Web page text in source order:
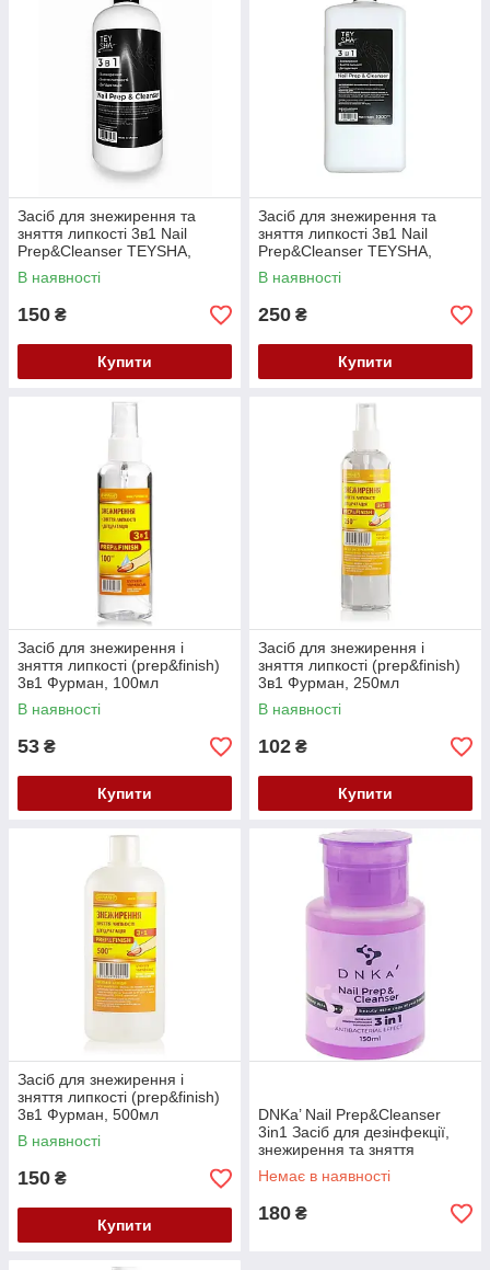
Засіб для знежирення та
зняття липкості 3в1 Nail
Prep&Cleanser TEYSHA,
500мл
В наявності
150 ₴
Купити
Засіб для знежирення та
зняття липкості 3в1 Nail
Prep&Cleanser TEYSHA,
1000мл
В наявності
250 ₴
Купити
Засіб для знежирення і
зняття липкості (prep&finish)
3в1 Фурман, 100мл
В наявності
53 ₴
Купити
Засіб для знежирення і
зняття липкості (prep&finish)
3в1 Фурман, 250мл
В наявності
102 ₴
Купити
Засіб для знежирення і
зняття липкості (prep&finish)
3в1 Фурман, 500мл
В наявності
150 ₴
Купити
DNKa’ Nail Prep&Cleanser
3in1 Засіб для дезінфекції,
знежирення та зняття
липкого шару, 150 мл
Немає в наявності
180 ₴